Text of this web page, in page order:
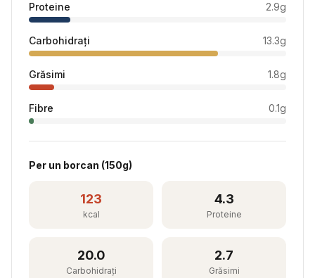
Proteine 2.9g
Carbohidrați 13.3g
Grăsimi 1.8g
Fibre 0.1g
Per un borcan (150g)
123
kcal
4.3
Proteine
20.0
Carbohidrați
2.7
Grăsimi